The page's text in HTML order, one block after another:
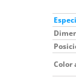
Color